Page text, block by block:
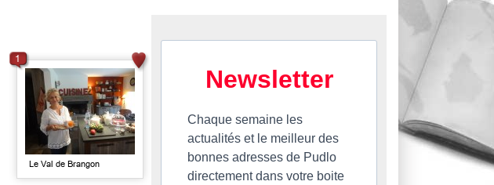
Le Val de Brangon
1
Newsletter
Chaque semaine les
actualités et le meilleur des
bonnes adresses de Pudlo
directement dans votre boite